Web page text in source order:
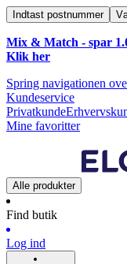
Indtast postnummer
Mix & Match - spar
Klik her
Spring navigationen
Kundeservice
Privatkunde
Mine favoritter
Alle produkter
Find butik
Log ind